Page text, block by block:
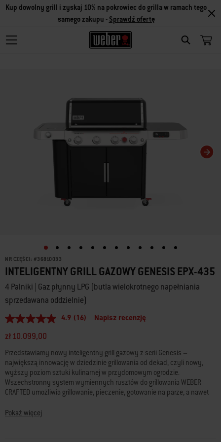
Search
Kup dowolny grill i zyskaj 10% na pokrowiec do grilla w ramach tego
samego zakupu - Sprawdź ofertę
NR CZĘŚCI: #36810033
INTELIGENTNY GRILL GAZOWY GENESIS EPX-435
4 Palniki | Gaz płynny LPG (butla wielokrotnego napełniania
sprzedawana oddzielnie)
4.9
5
średnia
wartość
oceny.
Read
16
Reviews.
do
tej
4.9 (16) Napisz recenzję
zł 10.099,00
Przedstawiamy nowy inteligentny grill gazowy z serii Genesis –
największą innowację w dziedzinie grillowania od dekad, czyli nowy,
wyższy poziom sztuki kulinarnej w przydomowym ogrodzie.
Wszechstronny system wymiennych rusztów do grillowania WEBER
CRAFTED umożliwia grillowanie, pieczenie, gotowanie na parze, a nawet
przygotowanie na grillu wydawało się dotąd niemożliwe. Inteligentna
Pokaż więcej